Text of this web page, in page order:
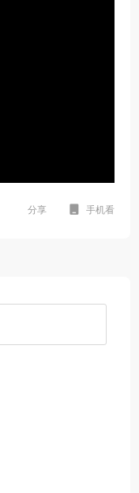
分享 手机看